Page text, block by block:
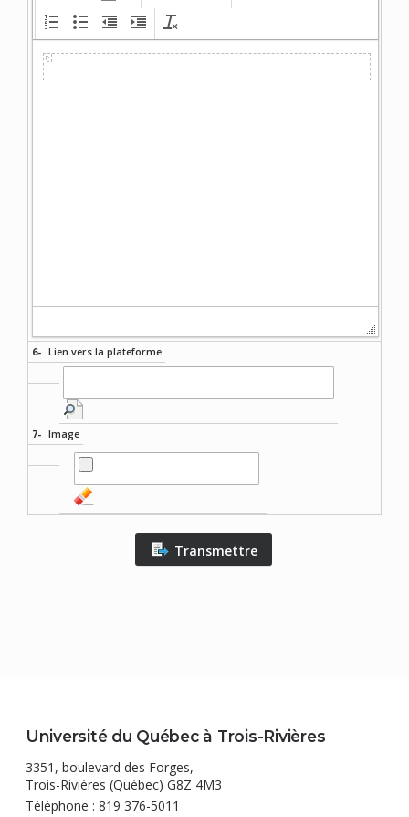
6- Lien vers la plateforme
7- Image
Transmettre
Université du Québec à Trois-Rivières
3351, boulevard des Forges,
Trois-Rivières (Québec) G8Z 4M3
Téléphone : 819 376-5011